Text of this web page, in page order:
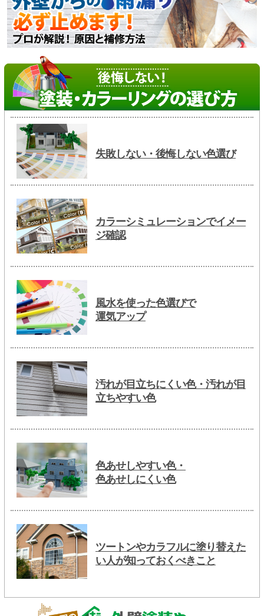
失敗しない・後悔しない色選び
カラーシミュレーションでイメー
ジ確認
風水を使った色選びで
運気アップ
汚れが目立ちにくい色・汚れが目
立ちやすい色
色あせしやすい色・
色あせしにくい色
ツートンやカラフルに塗り替えた
い人が知っておくべきこと